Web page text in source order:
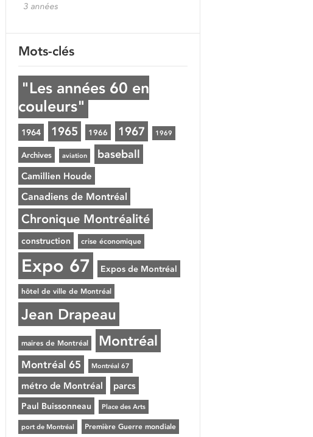
3 années
Mots-clés
"Les années 60 en
couleurs"
1964 1965 1966 1967 1969
Archives aviation baseball
Camillien Houde
Canadiens de Montréal
Chronique Montréalité
construction crise économique
Expo 67 Expos de Montréal
hôtel de ville de Montréal
Jean Drapeau
maires de Montréal Montréal
Montréal 65 Montréal 67
métro de Montréal parcs
Paul Buissonneau Place des Arts
port de Montréal Première Guerre mondiale